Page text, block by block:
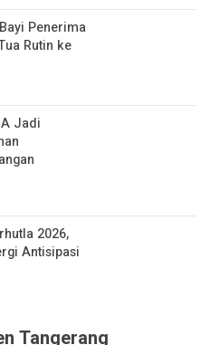
Penerima
Rutin ke
Jadi
2026,
Antisipasi
Tangerang